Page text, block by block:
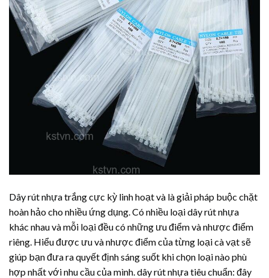
Dây rút nhựatrắng cực kỳ linh hoạt và là giải pháp buộc chặt
hoàn hảo cho nhiều ứng dụng. Có nhiều loạidây rút nhựa
khác nhau và mỗi loại đều có những ưu điểm và nhược điểm
riêng. Hiểu được ưu và nhược điểm của từng loại cà vạt sẽ
giúp bạn đưa ra quyết định sáng suốt khi chọn loại nào phù
hợp nhất với nhu cầu của mình. dây rút nhựatiêu chuẩn: đây